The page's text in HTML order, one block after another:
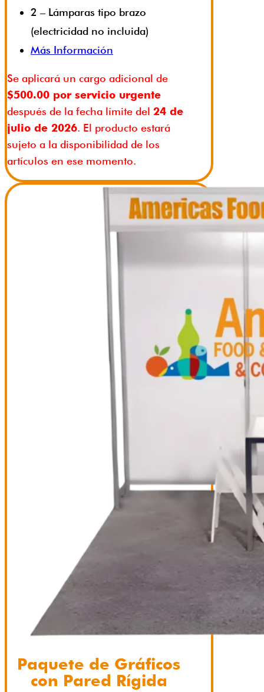
2 – Lámparas tipo brazo
(electricidad no incluida)
Más Información
Se aplicará un cargo adicional de
$500.00 por servicio urgente
después de la fecha límite del 24 de
julio de 2026. El producto estará
sujeto a la disponibilidad de los
artículos en ese momento.
Paquete de Gráficos
con Pared Rígida